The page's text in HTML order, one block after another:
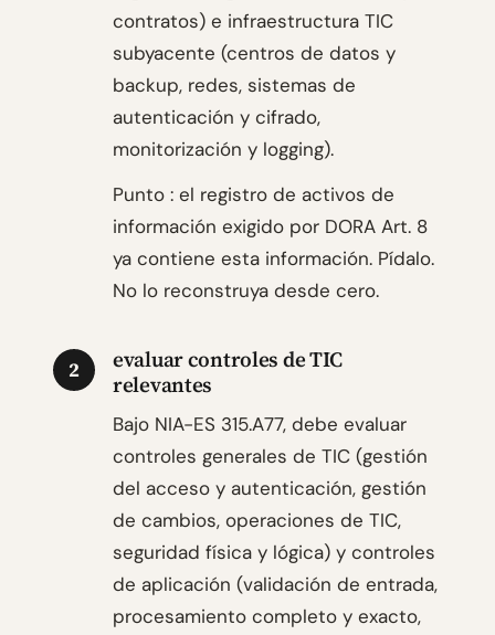
contratos) e infraestructura TIC
subyacente (centros de datos y
backup, redes, sistemas de
autenticación y cifrado,
monitorización y logging).
Punto : el registro de activos de
información exigido por DORA Art. 8
ya contiene esta información. Pídalo.
No lo reconstruya desde cero.
2
evaluar controles de TIC
relevantes
Bajo NIA-ES 315.A77, debe evaluar
controles generales de TIC (gestión
del acceso y autenticación, gestión
de cambios, operaciones de TIC,
seguridad física y lógica) y controles
de aplicación (validación de entrada,
procesamiento completo y exacto,